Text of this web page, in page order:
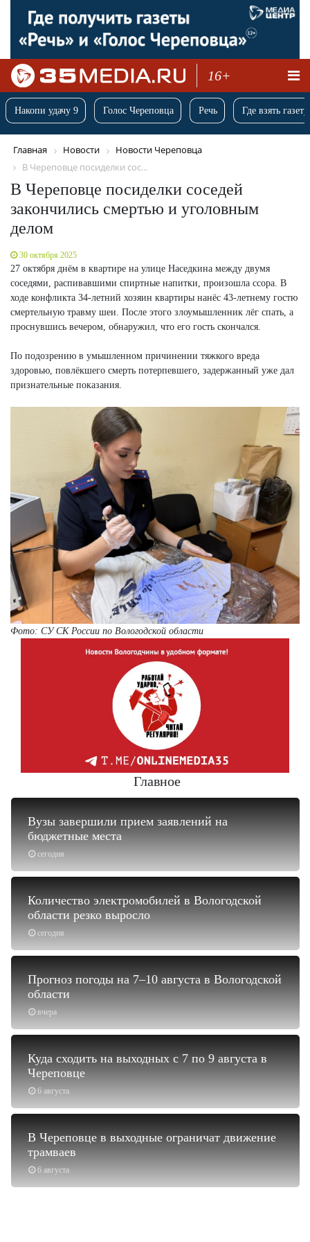
16+
Накопи удачу 9 Голос Череповца Речь Где взять
Главная Новости
Новости Череповца
В Череповце посиделки сос...
В Череповце посиделки соседей
закончились смертью и уголовным
делом
30 октября 2025
27 октября днём в квартире на улице Наседкина между двумя
соседями, распивавшими спиртные напитки, произошла ссора. В
ходе конфликта 34-летний хозяин квартиры нанёс 43-летнему гостю
смертельную травму шеи. После этого злоумышленник лёг спать, а
проснувшись вечером, обнаружил, что его гость скончался.
По подозрению в умышленном причинении тяжкого вреда
здоровью, повлёкшего смерть потерпевшего, задержанный уже дал
признательные показания.
Фото: СУ СК России по Вологодской области
Главное
сегодня
Вузы завершили прием заявлений на
бюджетные места
сегодня
Количество электромобилей в Вологодской
области резко выросло
вчера
Прогноз погоды на 7–10 августа в Вологодской
области
6 августа
Куда сходить на выходных с 7 по 9 августа в
Череповце
6 августа
В Череповце в выходные ограничат движение
трамваев